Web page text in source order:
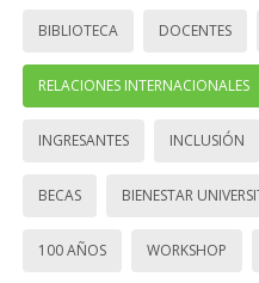
BIBLIOTECA DOCENTES
RELACIONES INTERNACIONALES
INGRESANTES INCLUSIÓN
BECAS BIENESTAR
100 AÑOS WORKSHOP